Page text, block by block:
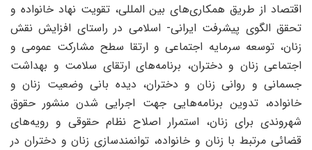
از طریق همکاری‌های بین المللی، تقویت نهاد خانواده و
الگوی پیشرفت ایرانی- اسلامی در راستای افزایش نقش
توسعه سرمایه اجتماعی و ارتقا سطح مشارکت عمومی و
زنان و دختران، برنامه‌های ارتقای سلامت و بهداشت
و روانی زنان و دختران، دیده بانی وضعیت زنان و
تدوین برنامه‌هایی جهت اجرایی شدن منشور حقوق
برای زنان، استمرار اصلاح نظام حقوقی و رویه‌های
مرتبط با زنان و خانواده، توانمندسازی زنان و دختران در